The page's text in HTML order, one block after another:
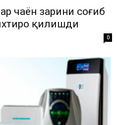
чаён заҳрини соғиб
қилишди
0